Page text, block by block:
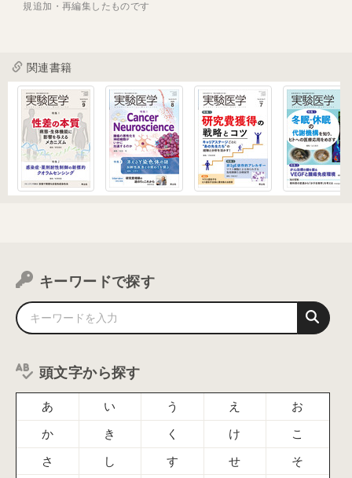
規追加・再編集したものです
関連書籍
キーワードで探す
頭文字から探す
あ い う え お
か き く け こ
さ し す せ そ